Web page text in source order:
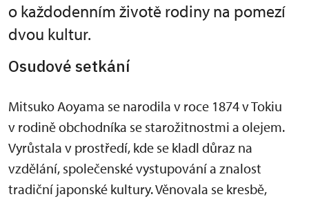
o každodenním životě rodiny na pomezí
dvou kultur.
Osudové setkání
Mitsuko Aoyama se narodila v roce 1874 v Tokiu
v rodině obchodníka se starožitnostmi a olejem.
Vyrůstala v prostředí, kde se kladl důraz na
vzdělání, společenské vystupování a znalost
tradiční japonské kultury. Věnovala se kresbě,